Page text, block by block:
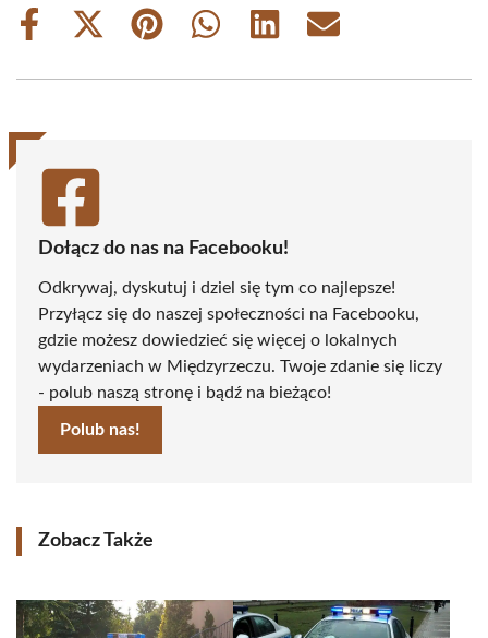
Share
Share
(Twitter)
Share
Share
Share
Share
Dołącz do nas na Facebooku!
Odkrywaj, dyskutuj i dziel się tym co najlepsze!
Przyłącz się do naszej społeczności na Facebooku,
gdzie możesz dowiedzieć się więcej o lokalnych
wydarzeniach w Międzyrzeczu. Twoje zdanie się liczy
- polub naszą stronę i bądź na bieżąco!
Polub nas!
Zobacz Także